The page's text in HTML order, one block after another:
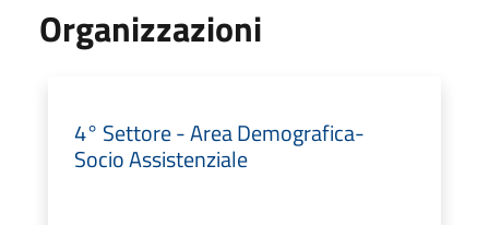
Organizzazioni
4° Settore - Area Demografica-
Socio Assistenziale